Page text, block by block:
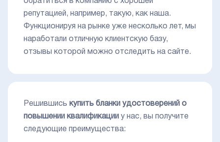
репутацией, например, такую, как наша.
Функционируя на рынке уже несколько лет, мы
наработали отличную клиентскую базу,
отзывы которой можно отследить на сайте.
Решившись купить бланки удостоверений о
повышении квалификации у нас, вы получите
следующие преимущества: